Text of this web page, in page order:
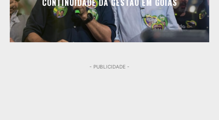
CONTINUIDADE DA GESTÃO EM GOIÁS
- PUBLICIDADE -